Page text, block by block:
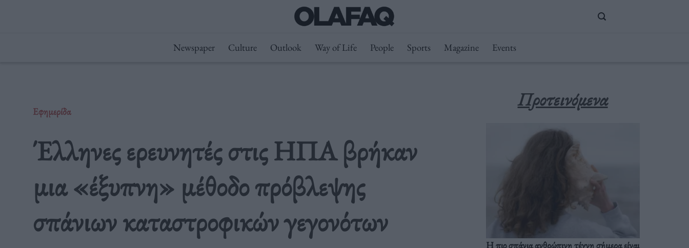
Newspaper Culture Outlook Way of Life People Sports Magazine Events
Εφημερίδα
Έλληνες ερευνητές στις ΗΠΑ βρήκαν
μια «έξυπνη» μέθοδο πρόβλεψης
σπάνιων καταστροφικών γεγονότων
Προτεινόμενα
Η πιο σπάνια ανθρώπινη τέχνη σήμερα είναι